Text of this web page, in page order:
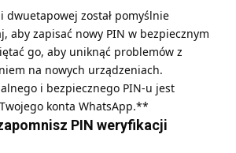
dwuetapowej został pomyślnie
aby zapisać nowy PIN w bezpiecznym
go, aby uniknąć problemów z
na nowych urządzeniach.
i bezpiecznego PIN-u jest
konta WhatsApp.**
PIN weryfikacji